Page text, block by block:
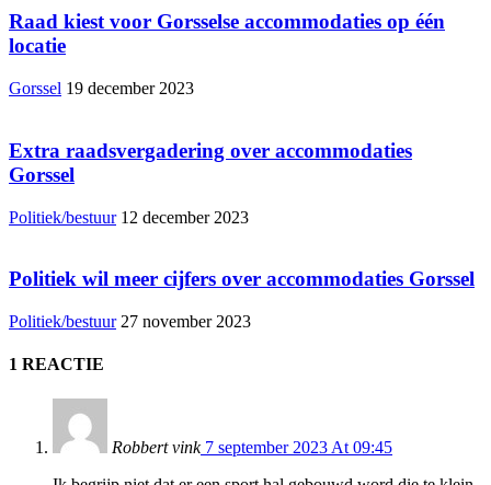
Raad kiest voor Gorsselse accommodaties op één
locatie
Gorssel 19 december 2023
Extra raadsvergadering over accommodaties
Gorssel
Politiek/bestuur 12 december 2023
Politiek wil meer cijfers over accommodaties Gorssel
Politiek/bestuur 27 november 2023
1 REACTIE
Robbert vink 7 september 2023 At 09:45